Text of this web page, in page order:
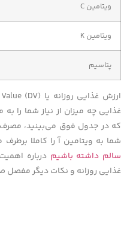
ویتامین C
ویتامین K
پتاسیم
غذایی چه میزان از نیاز شما را
شما به ویتامین آ را کاملا
سالم داشته باشیم درباره
غذایی روزانه و نکات دیگر مفصل